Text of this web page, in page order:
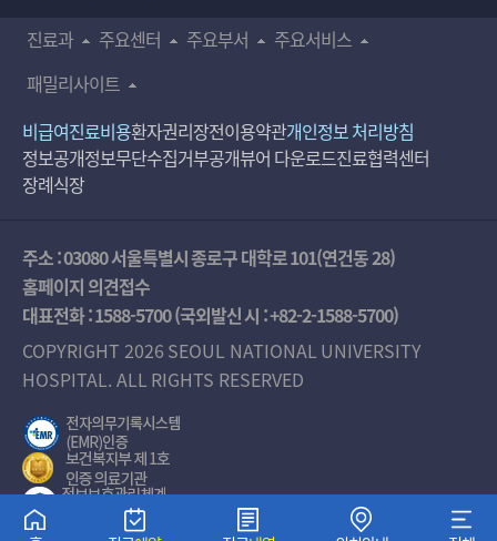
진료과
주요센터 주요부서
주요서비스
패밀리사이트
비급여진료비용환자권리장전이용약관개인정보 처리방침
정보공개정보무단수집거부공개뷰어 다운로드진료협력센터
장례식장
주소 : 03080 서울특별시 종로구 대학로 101(연건동 28)
홈페이지 의견접수
대표전화 :1588-5700(국외발신 시 :+82-2-1588-5700)
COPYRIGHT 2026 SEOUL NATIONAL UNIVERSITY
HOSPITAL. ALL RIGHTS RESERVED